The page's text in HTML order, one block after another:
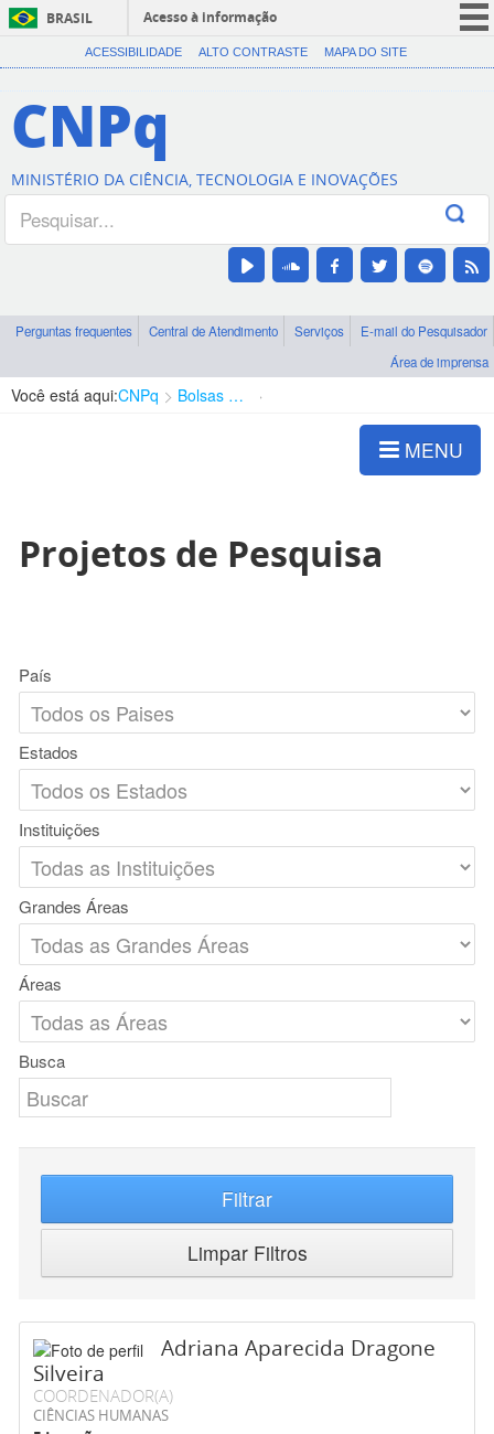
BRASIL
Acesso à informação
CORONAVÍRUS (COVID-19)
Canais
ACESSIBILIDADE ALTO CONTRASTE MAPA DO SITE
CNPq
MINISTÉRIO DA CIÊNCIA, TECNOLOGIA E INOVAÇÕES
Perguntas frequentes Central de Atendimento Serviços
E-mail do Pesquisador
Área de imprensa
Você está aqui:CNPq Bolsas e Auxílios Vigentes
MENU
Projetos de Pesquisa
País
Estados
Instituições
Grandes Áreas
Áreas
Busca
Filtrar
Limpar Filtros
Adriana Aparecida Dragone
Silveira
COORDENADOR(A)
CIÊNCIAS HUMANAS